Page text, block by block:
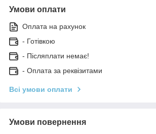
Умови оплати
Оплата на рахунок
- Готівкою
- Післяплати немає!
- Оплата за реквізитами
Всі умови оплати
Умови повернення